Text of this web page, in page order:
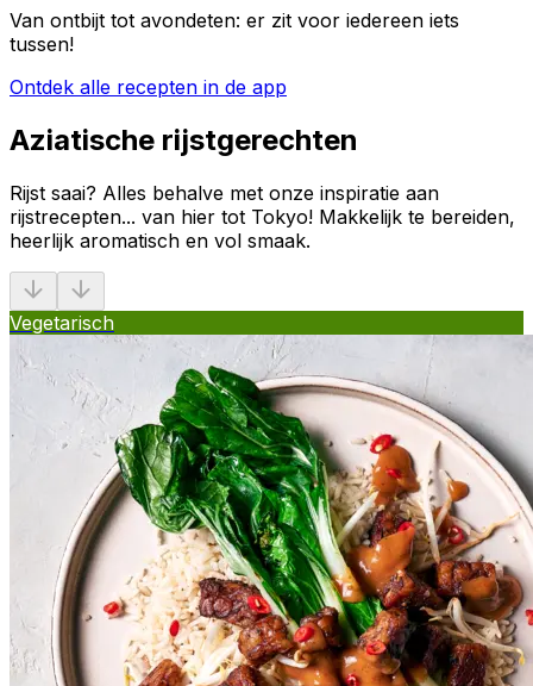
Van ontbijt tot avondeten: er zit voor iedereen iets
tussen!
Ontdek alle recepten in de app
Aziatische rijstgerechten
Rijst saai? Alles behalve met onze inspiratie aan
rijstrecepten... van hier tot Tokyo! Makkelijk te bereiden,
heerlijk aromatisch en vol smaak.
Vegetarisch